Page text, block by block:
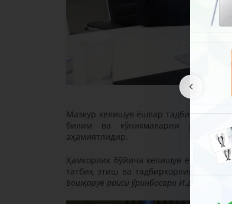
Мазкур келишув ёшлар
билим ва кўникмаларни
аҳамиятлидир.
Ҳамкорлик бўйича келишув
татбиқ этиш ва тадбиркорлик
Бошқарув раиси ўринбосари